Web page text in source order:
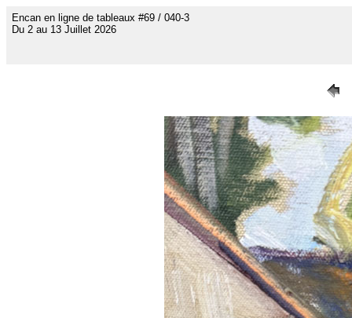
Encan en ligne de tableaux #69 / 040-3
Du 2 au 13 Juillet 2026